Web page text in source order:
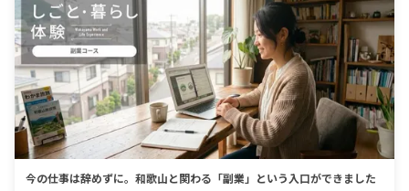
今の仕事は辞めずに。和歌山と関わる「副業」という入口ができました